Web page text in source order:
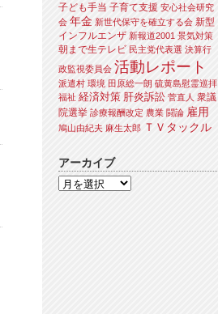
子ども手当 子育て支援 安心社会研究
会 年金 新世代保守を確立する会 新型
インフルエンザ 新報道2001 景気対策
朝まで生テレビ 民主党代表選 決算行
政監視委員会 活動レポート
派遣村 環境 田原総一朗 硫黄島慰霊巡拝
福祉 経済対策 肝炎訴訟 菅直人 衆議
院選挙 診療報酬改定 農業 闘論 雇用
鳩山由紀夫 麻生太郎 ＴＶタックル
アーカイブ